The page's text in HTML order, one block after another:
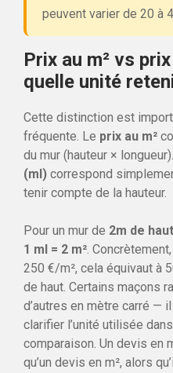
peuvent varier de 20 à
Prix au m² vs
quelle unité
Cette distinction est
fréquente. Le prix au m²
du mur (hauteur ×
(ml) correspond
tenir compte de la hauteur.
Pour un mur de 2m de haut
1 ml = 2 m².
250 €/m², cela équivaut à
de haut. Certains maçons
d’autres en mètre carré —
clarifier l’unité utilisée
comparaison. Un devis en
qu’un devis en m², alors